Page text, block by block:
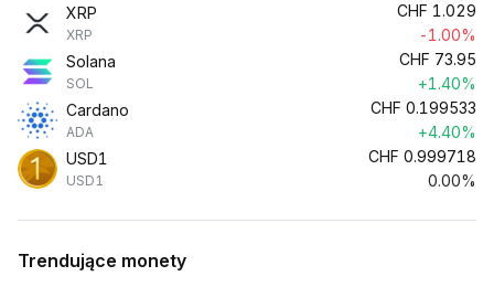
XRP
XRP
CHF 1.029
-1.00%
Solana
SOL
CHF 73.95
+1.40%
Cardano
ADA
CHF 0.199533
+4.40%
USD1
USD1
CHF 0.999718
0.00%
Trendujące monety